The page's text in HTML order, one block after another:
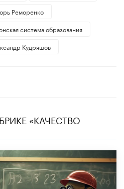
Реморенко
система образования
Кудряшов
«КАЧЕСТВО